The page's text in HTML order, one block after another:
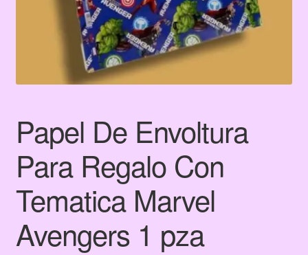
Papel De Envoltura
Para Regalo Con
Tematica Marvel
Avengers 1 pza